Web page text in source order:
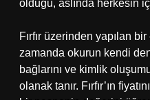
olduğu, aslında herkesin
Fırfır üzerinden yapılan
zamanda okurun kendi
bağlarını ve kimlik
olanak tanır. Fırfır’ın